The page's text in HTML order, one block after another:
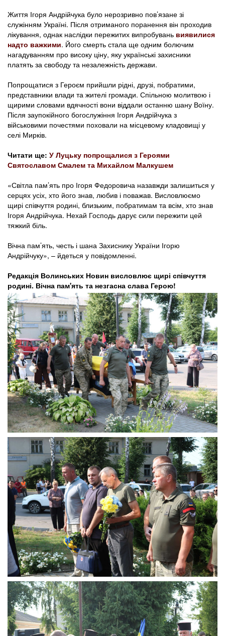
Життя Ігоря Андрійчука було нерозривно пов’язане зі
служінням Україні. Після отриманого поранення він проходив
лікування, однак наслідки пережитих випробувань виявилися
надто важкими. Його смерть стала ще одним болючим
нагадуванням про високу ціну, яку українські захисники
платять за свободу та незалежність держави.
Попрощатися з Героєм прийшли рідні, друзі, побратими,
представники влади та жителі громади. Спільною молитвою і
щирими словами вдячності вони віддали останню шану Воїну.
Після заупокійного богослужіння Ігоря Андрійчука з
військовими почестями поховали на місцевому кладовищі у
селі Мирків.
Читати ще: У Луцьку попрощалися з Героями
Святославом Смалем та Михайлом Малкушем
«Світла пам’ять про Ігоря Федоровича назавжди залишиться у
серцях усіх, хто його знав, любив і поважав. Висловлюємо
щирі співчуття родині, близьким, побратимам та всім, хто знав
Ігоря Андрійчука. Нехай Господь дарує сили пережити цей
тяжкий біль.
Вічна пам’ять, честь і шана Захиснику України Ігорю
Андрійчуку», – йдеться у повідомленні.
Редакція Волинських Новин висловлює щирі співчуття
родині. Вічна пам'ять та незгасна слава Герою!